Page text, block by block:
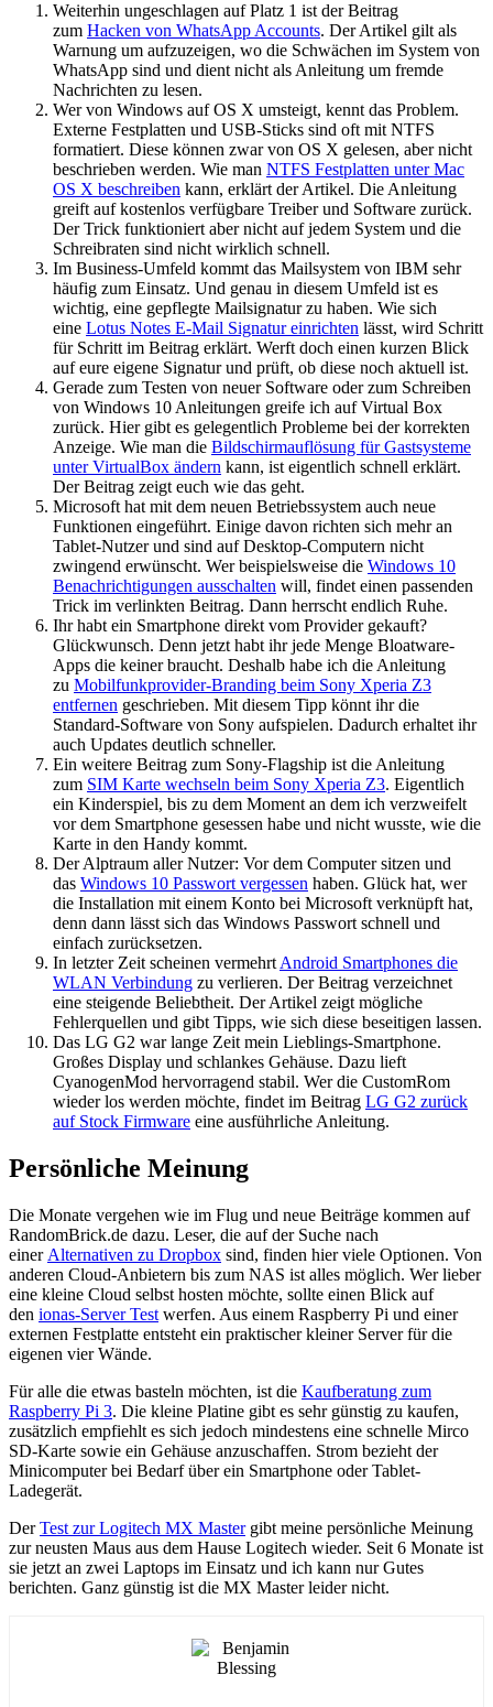
Weiterhin ungeschlagen auf Platz 1 ist der Beitrag
zum Hacken von WhatsApp Accounts. Der Artikel gilt als
Warnung um aufzuzeigen, wo die Schwächen im System von
WhatsApp sind und dient nicht als Anleitung um fremde
Nachrichten zu lesen.
Wer von Windows auf OS X umsteigt, kennt das Problem.
Externe Festplatten und USB-Sticks sind oft mit NTFS
formatiert. Diese können zwar von OS X gelesen, aber nicht
beschrieben werden. Wie man NTFS Festplatten unter Mac
OS X beschreiben kann, erklärt der Artikel. Die Anleitung
greift auf kostenlos verfügbare Treiber und Software zurück.
Der Trick funktioniert aber nicht auf jedem System und die
Schreibraten sind nicht wirklich schnell.
Im Business-Umfeld kommt das Mailsystem von IBM sehr
häufig zum Einsatz. Und genau in diesem Umfeld ist es
wichtig, eine gepflegte Mailsignatur zu haben. Wie sich
eine Lotus Notes E-Mail Signatur einrichten lässt, wird Schritt
für Schritt im Beitrag erklärt. Werft doch einen kurzen Blick
auf eure eigene Signatur und prüft, ob diese noch aktuell ist.
Gerade zum Testen von neuer Software oder zum Schreiben
von Windows 10 Anleitungen greife ich auf Virtual Box
zurück. Hier gibt es gelegentlich Probleme bei der korrekten
Anzeige. Wie man die Bildschirmauflösung für Gastsysteme
unter VirtualBox ändern kann, ist eigentlich schnell erklärt.
Der Beitrag zeigt euch wie das geht.
Microsoft hat mit dem neuen Betriebssystem auch neue
Funktionen eingeführt. Einige davon richten sich mehr an
Tablet-Nutzer und sind auf Desktop-Computern nicht
zwingend erwünscht. Wer beispielsweise die Windows 10
Benachrichtigungen ausschalten will, findet einen passenden
Trick im verlinkten Beitrag. Dann herrscht endlich Ruhe.
Ihr habt ein Smartphone direkt vom Provider gekauft?
Glückwunsch. Denn jetzt habt ihr jede Menge Bloatware-
Apps die keiner braucht. Deshalb habe ich die Anleitung
zu Mobilfunkprovider-Branding beim Sony Xperia Z3
entfernen geschrieben. Mit diesem Tipp könnt ihr die
Standard-Software von Sony aufspielen. Dadurch erhaltet ihr
auch Updates deutlich schneller.
Ein weitere Beitrag zum Sony-Flagship ist die Anleitung
zum SIM Karte wechseln beim Sony Xperia Z3. Eigentlich
ein Kinderspiel, bis zu dem Moment an dem ich verzweifelt
vor dem Smartphone gesessen habe und nicht wusste, wie die
Karte in den Handy kommt.
Der Alptraum aller Nutzer: Vor dem Computer sitzen und
das Windows 10 Passwort vergessen haben. Glück hat, wer
die Installation mit einem Konto bei Microsoft verknüpft hat,
denn dann lässt sich das Windows Passwort schnell und
einfach zurücksetzen.
In letzter Zeit scheinen vermehrt Android Smartphones die
WLAN Verbindung zu verlieren. Der Beitrag verzeichnet
eine steigende Beliebtheit. Der Artikel zeigt mögliche
Fehlerquellen und gibt Tipps, wie sich diese beseitigen lassen.
Das LG G2 war lange Zeit mein Lieblings-Smartphone.
Großes Display und schlankes Gehäuse. Dazu lieft
CyanogenMod hervorragend stabil. Wer die CustomRom
wieder los werden möchte, findet im Beitrag LG G2 zurück
auf Stock Firmware eine ausführliche Anleitung.
Persönliche Meinung
Die Monate vergehen wie im Flug und neue Beiträge kommen auf
RandomBrick.de dazu. Leser, die auf der Suche nach
einer Alternativen zu Dropbox sind, finden hier viele Optionen. Von
anderen Cloud-Anbietern bis zum NAS ist alles möglich. Wer lieber
eine kleine Cloud selbst hosten möchte, sollte einen Blick auf
den ionas-Server Test werfen. Aus einem Raspberry Pi und einer
externen Festplatte entsteht ein praktischer kleiner Server für die
eigenen vier Wände.
Für alle die etwas basteln möchten, ist die Kaufberatung zum
Raspberry Pi 3. Die kleine Platine gibt es sehr günstig zu kaufen,
zusätzlich empfiehlt es sich jedoch mindestens eine schnelle Mirco
SD-Karte sowie ein Gehäuse anzuschaffen. Strom bezieht der
Minicomputer bei Bedarf über ein Smartphone oder Tablet-
Ladegerät.
DerTest zur Logitech MX Mastergibt meine persönliche Meinung
zur neusten Maus aus dem Hause Logitech wieder. Seit 6 Monate ist
sie jetzt an zwei Laptops im Einsatz und ich kann nur Gutes
berichten. Ganz günstig ist die MX Master leider nicht.